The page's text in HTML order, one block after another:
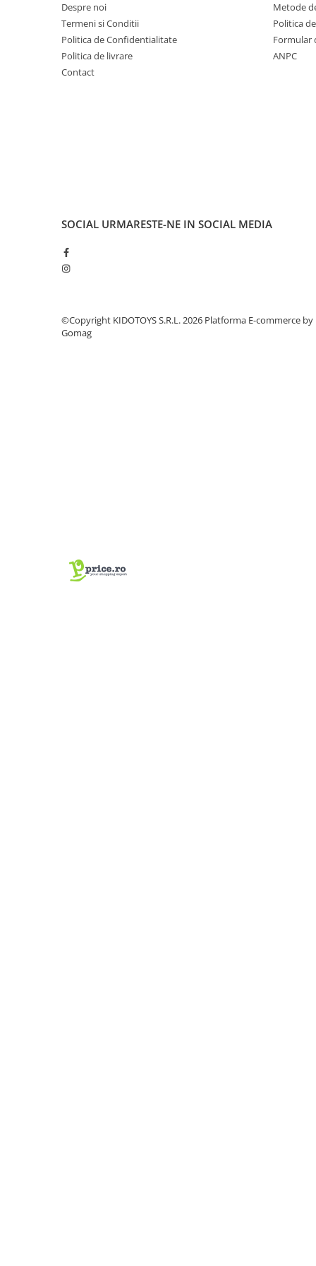
Fond de janta
Sei si tija sa bicicleta
Tija sa bicicleta
Schimbator de viteze bicicleta
Schimbatoare fata
Schimbatoare spate
Manete schimbator bicicleta
Imbracaminte ciclism barbati
Despre noi
Termeni si Conditii
Politica de Confidentialitate
Politica de livrare
Contact
Metode
Politica
Formular
ANPC
SOCIAL URMARESTE-NE IN SOCIAL MEDIA
©Copyright KIDOTOYS S.R.L. 2026 Platforma E-commerce by
Gomag